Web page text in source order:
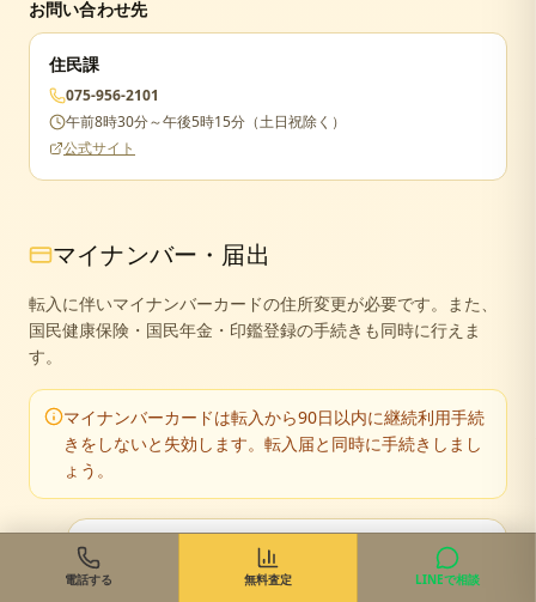
ない場合は5万円以下の過料が科されることがあります。
お問い合わせ先
住民課
075-956-2101
午前8時30分～午後5時15分（土日祝除く）
公式サイト
マイナンバー・届出
転入に伴いマイナンバーカードの住所変更が必要です。また、
国民健康保険・国民年金・印鑑登録の手続きも同時に行えま
す。
マイナンバーカードは転入から90日以内に継続利用手続
きをしないと失効します。転入届と同時に手続きしまし
ょう。
マイナンバーカードの住所変更（継続利用手続
電話する 無料査定 LINEで相談